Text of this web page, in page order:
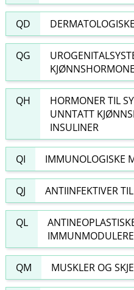
QD
QG
QH
HORMONER TIL
UNNTATT
INSULINER
QI IMMUNOLOGISKE
QJ ANTIINFEKTIVER
QL
QM MUSKLER OG